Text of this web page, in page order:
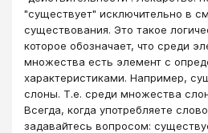
"существует" исключительно в
существования. Это такое
которое обозначает, что среди
множества есть элемент с
характеристиками. Например,
слоны. Т.е. среди множества
Всегда, когда употребляете
задавайтесь вопросом: